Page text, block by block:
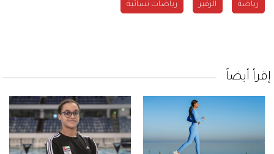
رياضة الزفير رياضات نسائية
إقرأ أيضاً